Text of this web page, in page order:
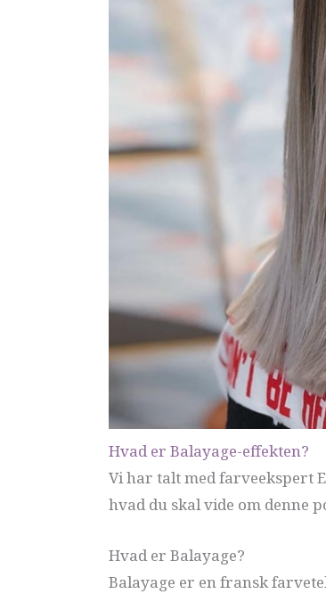
Hvad er Balayage-effekten?
Vi har talt med farveekspert
hvad du skal vide om denne
Hvad er Balayage?
Balayage er en fransk